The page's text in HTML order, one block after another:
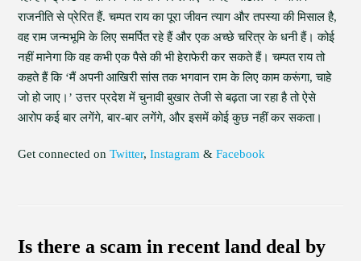
राजनीति से प्रेरित हैं. चम्पत राय का पूरा जीवन त्याग और तपस्या की मिसाल है,
वह राम जन्मभूमि के लिए समर्पित रहे हैं और एक अच्छे चरित्र के धनी हैं। कोई
नहीं मानेगा कि वह कभी एक पैसे की भी हेराफेरी कर सकते हैं। चम्पत राय तो
कहते हैं कि ‘मैं अपनी आखिरी सांस तक भगवान राम के लिए काम करूंगा, चाहे
जो हो जाए।’ उत्तर प्रदेश में चुनावी बुखार तेजी से बढ़ता जा रहा है तो ऐसे
आरोप कई बार लगेंगे, बार-बार लगेंगे, और इसमें कोई कुछ नहीं कर सकता।
Get connected onTwitter,Instagram &Facebook
Is there a scam in recent land deal by